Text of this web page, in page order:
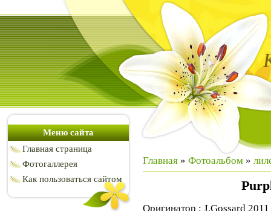
Меню сайта
Главная страница
Фотогаллерея
Как пользоваться сайтом
Главная » Фотоальбом »
Оригинатор : J.Gossard 2011